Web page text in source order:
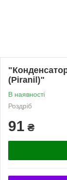
(Piranil)"
В наявності
Роздріб
91 ₴